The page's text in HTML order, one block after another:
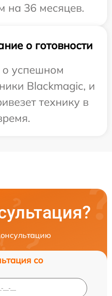
на 36 месяцев.
о готовности
успешном
Blackmagic, и
технику в
со